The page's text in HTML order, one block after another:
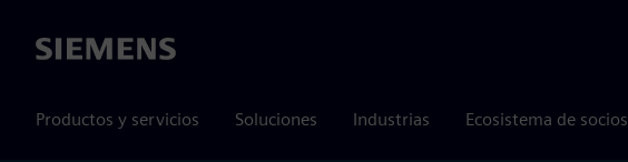
Siemens
Productos y servicios Soluciones Industrias Ecosistema de socios